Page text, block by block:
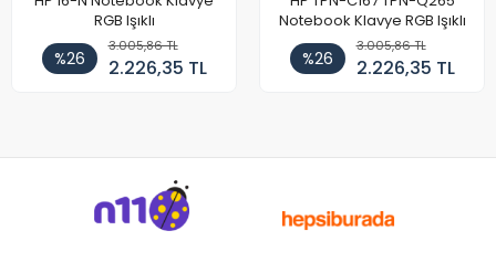
RGB Işıklı
%26
3.005,86 TL
2.226,35 TL
Notebook Klavye RGB Işıklı
%26
3.005,86 TL
2.226,35 TL